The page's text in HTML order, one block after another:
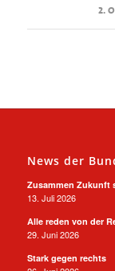
2.
News der
Zusammen Zukunft
13. Juli 2026
Alle reden von der
29. Juni 2026
Stark gegen rechts